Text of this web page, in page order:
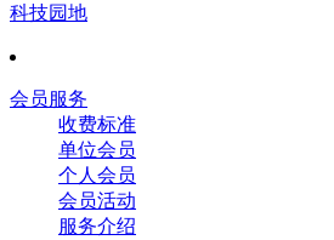
科技园地
会员服务
收费标准
单位会员
个人会员
会员活动
服务介绍